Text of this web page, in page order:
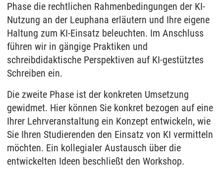
Phase die rechtlichen Rahmenbedingungen der KI-
Nutzung an der Leuphana erläutern und Ihre eigene
Haltung zum KI-Einsatz beleuchten. Im Anschluss
führen wir in gängige Praktiken und
schreibdidaktische Perspektiven auf KI-gestütztes
Schreiben ein.
Die zweite Phase ist der konkreten Umsetzung
gewidmet. Hier können Sie konkret bezogen auf eine
Ihrer Lehrveranstaltung ein Konzept entwickeln, wie
Sie Ihren Studierenden den Einsatz von KI vermitteln
möchten. Ein kollegialer Austausch über die
entwickelten Ideen beschließt den Workshop.